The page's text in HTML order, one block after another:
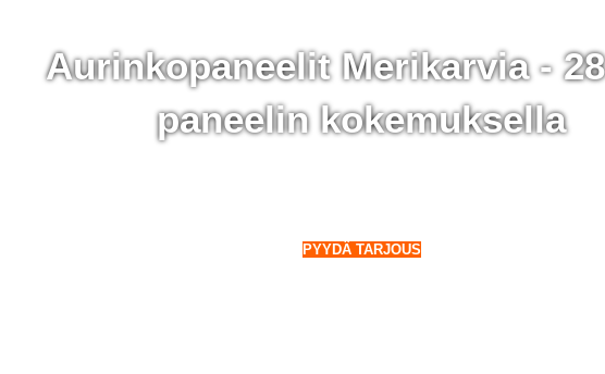
Aurinkopaneelit Merikarvia -
paneelin kokemuksella
PYYDÄ TARJOUS